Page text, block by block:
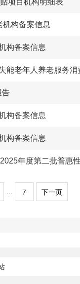
项目机构明细表
机构备案信息
构备案信息
告
构备案信息
构备案信息
... 7 下一页